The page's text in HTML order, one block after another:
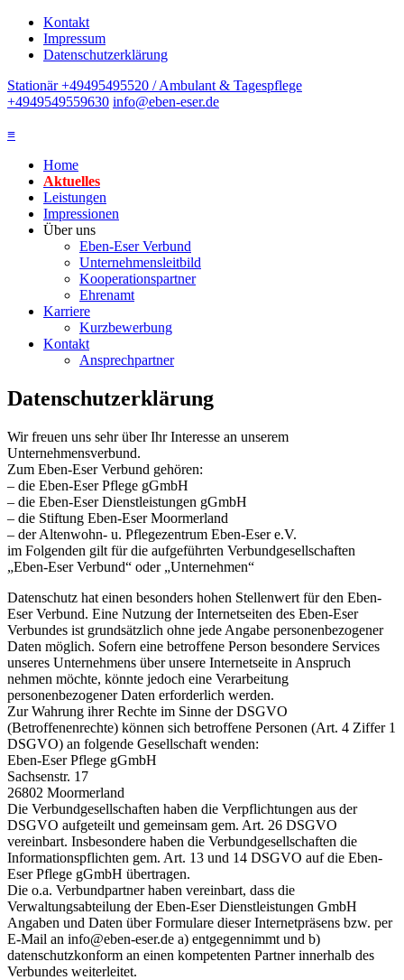
Kontakt
Impressum
Datenschutzerklärung
Stationär +49495495520 / Ambulant & Tagespflege
+4949549559630 info@eben-eser.de
≡
Home
Aktuelles
Leistungen
Impressionen
Über uns
Eben-Eser Verbund
Unternehmensleitbild
Kooperationspartner
Ehrenamt
Karriere
Kurzbewerbung
Kontakt
Ansprechpartner
Datenschutzerklärung
Wir freuen uns sehr über Ihr Interesse an unserem
Unternehmensverbund.
Zum Eben-Eser Verbund gehören:
– die Eben-Eser Pflege gGmbH
– die Eben-Eser Dienstleistungen gGmbH
– die Stiftung Eben-Eser Moormerland
– der Altenwohn- u. Pflegezentrum Eben-Eser e.V.
im Folgenden gilt für die aufgeführten Verbundgesellschaften
„Eben-Eser Verbund“ oder „Unternehmen“
Datenschutz hat einen besonders hohen Stellenwert für den Eben-
Eser Verbund. Eine Nutzung der Internetseiten des Eben-Eser
Verbundes ist grundsätzlich ohne jede Angabe personenbezogener
Daten möglich. Sofern eine betroffene Person besondere Services
unseres Unternehmens über unsere Internetseite in Anspruch
nehmen möchte, könnte jedoch eine Verarbeitung
personenbezogener Daten erforderlich werden.
Zur Wahrung ihrer Rechte im Sinne der DSGVO
(Betroffenenrechte) können sich betroffene Personen (Art. 4 Ziffer 1
DSGVO) an folgende Gesellschaft wenden:
Eben-Eser Pflege gGmbH
Sachsenstr. 17
26802 Moormerland
Die Verbundgesellschaften haben die Verpflichtungen aus der
DSGVO aufgeteilt und gemeinsam gem. Art. 26 DSGVO
vereinbart. Insbesondere haben die Verbundgesellschaften die
Informationspflichten gem. Art. 13 und 14 DSGVO auf die Eben-
Eser Pflege gGmbH übertragen.
Die o.a. Verbundpartner haben vereinbart, dass die
Verwaltungsabteilung der Eben-Eser Dienstleistungen GmbH
Angaben und Daten über Formulare dieser Internetpräsens bzw. per
E-Mail an info@eben-eser.de a) entgegennimmt und b)
datenschutzkonform an einen kompetenten Partner innerhalb des
Verbundes weiterleitet.